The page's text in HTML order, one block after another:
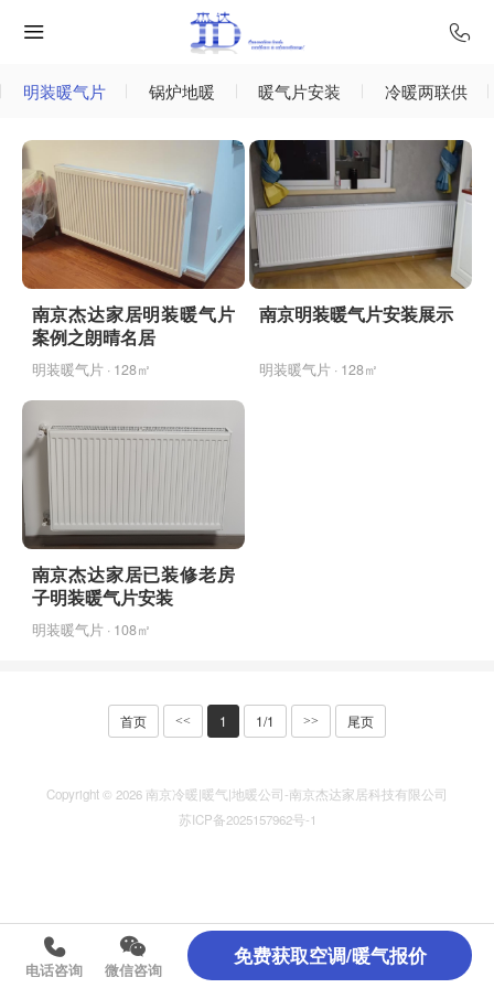
明装暖气片 锅炉地暖 暖气片安装 冷暖两联供
南京杰达家居明装暖气片
案例之朗晴名居
明装暖气片 · 128㎡
南京明装暖气片安装展示
明装暖气片 · 128㎡
南京杰达家居已装修老房
子明装暖气片安装
明装暖气片 · 108㎡
首页 << 1 1/1 >> 尾页
Copyright © 2026 南京冷暖|暖气|地暖公司-南京杰达家居科技有限公司
苏ICP备2025157962号-1
电话咨询 微信咨询
免费获取空调/暖气报价